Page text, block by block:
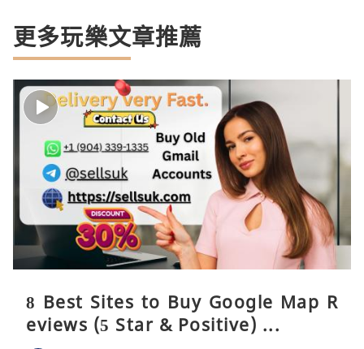
更多玩樂文章推薦
8 Best Sites to Buy Google Map R
eviews (5 Star & Positive) ...